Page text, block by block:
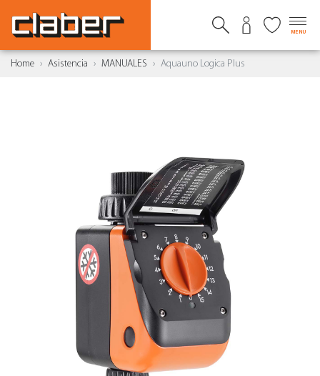
MENU
Home Asistencia MANUALES Aquauno Logica Plus